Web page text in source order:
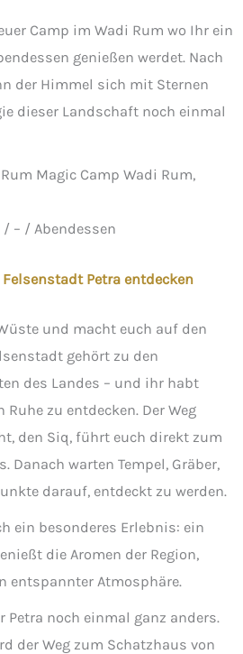
Camp im Wadi Rum wo Ihr ein
genießen werdet. Nach
der Himmel sich mit Sternen
dieser Landschaft noch einmal
Magic Camp Wadi Rum,
– / Abendessen
Felsenstadt Petra entdecken
und macht euch auf den
gehört zu den
des Landes – und ihr habt
zu entdecken. Der Weg
den Siq, führt euch direkt zum
Danach warten Tempel, Gräber,
darauf, entdeckt zu werden.
ein besonderes Erlebnis: ein
die Aromen der Region,
entspannter Atmosphäre.
Petra noch einmal ganz anders.
der Weg zum Schatzhaus von